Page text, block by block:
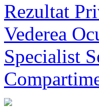
Rezultat
Vederea
Specialist